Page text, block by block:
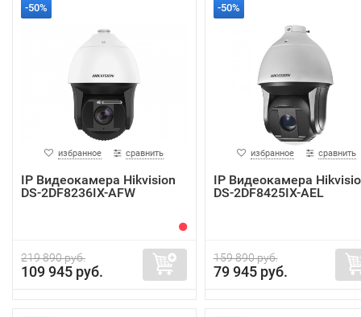
-50%
избранное сравнить
IP Видеокамера Hikvision
DS-2DF8236IX-AFW
219 890 руб.
109 945 руб.
-50%
избранное сравнить
IP Видеокамера
DS-2DF8425IX-AEL
159 890 руб.
79 945 руб.